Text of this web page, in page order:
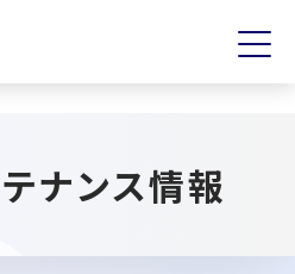
ナンス情報